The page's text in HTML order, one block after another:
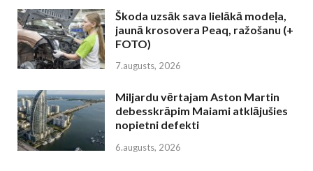
Škoda uzsāk sava lielākā modeļa,
jaunā krosovera Peaq, ražošanu (+
FOTO)
7.augusts, 2026
Miljardu vērtajam Aston Martin
debesskrāpim Maiami atklājušies
nopietni defekti
6.augusts, 2026